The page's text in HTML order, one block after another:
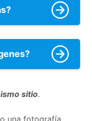
sitio.
una fotografía